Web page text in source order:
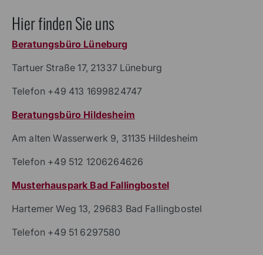
Hier finden Sie uns
Beratungsbüro Lüneburg
Tartuer Straße 17, 21337 Lüneburg
Telefon +49 413 1699824747
Beratungsbüro Hildesheim